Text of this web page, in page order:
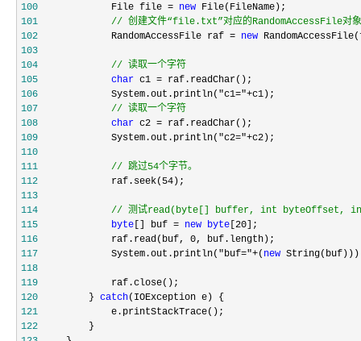
100
             File file =
new
101
// 创建文件“file.txt”对应的RandomAccessFile对象
102
             RandomAccessFile raf =
new
103
104
// 读取一个字符
105
char c1 =
106
             System.out.println("c1="+
107
// 读取一个字符
108
char c2 =
109
             System.out.println("c2="+
110
111
// 跳过54个字节。
112
             raf.seek(54
113
114
// 测试read(byte[] buffer, int byteOffset,
115
byte [] buf = new byte [20
116
             raf.read(buf, 0
117
             System.out.println("buf="+(
new
118
119
120
         }
catch
121
122